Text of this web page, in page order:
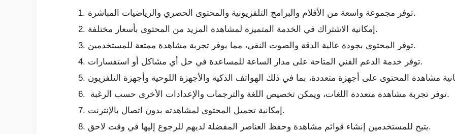
توفر مجموعة واسعة من الأفلام والبرامج التلفزيونية والمحتوى الحصري والرياضيات المباشرة.
إمكانية الاشتراك في الخدمة المتميزة لمشاهدة المزيد من المحتوى بأسعار مختلفة.
توفر المحتوى بجودة عالية الدقة والصوت النقي، مما يوفر تجربة مشاهدة ممتعة للمستخدمين.
توفر خدمة الدعم الفني المتاحة على مدار الساعة للمساعدة في حل أي مشاكل أو استفسارات.
توفر تجربة مشاهدة متعددة اللغات، ويمكن تخصيص اللغة والترجمات والإعدادات الأخرى حسب الرغبة.
إمكانية تحميل المحتوى لمشاهدته بدون اتصال بالإنترنت.
يتيح للمستخدمين إنشاء قوائم مشاهدة وحفظ العناصر المفضلة لديهم للرجوع إليها في وقت لاحق.